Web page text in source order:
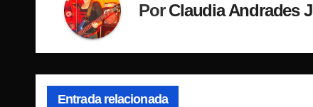
PorClaudia Andrades J
Entrada relacionada